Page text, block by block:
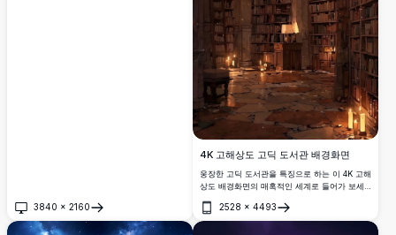
3840 × 2160
열기
4K 고해상도 고딕 도서관 배경화면
웅장한 고딕 도서관을 특징으로 하는 이 4K 고해
상도 배경화면의 매혹적인 세계로 들어가 보세
요. 높은 책장, 복잡한 아치, 따뜻한 촛불과 함
께, 이 이미지는 신비로움과 지적 모험의 감각을
불러일으키며, 책 애호가와 판타지 애호가에게
2528 × 4493
열기